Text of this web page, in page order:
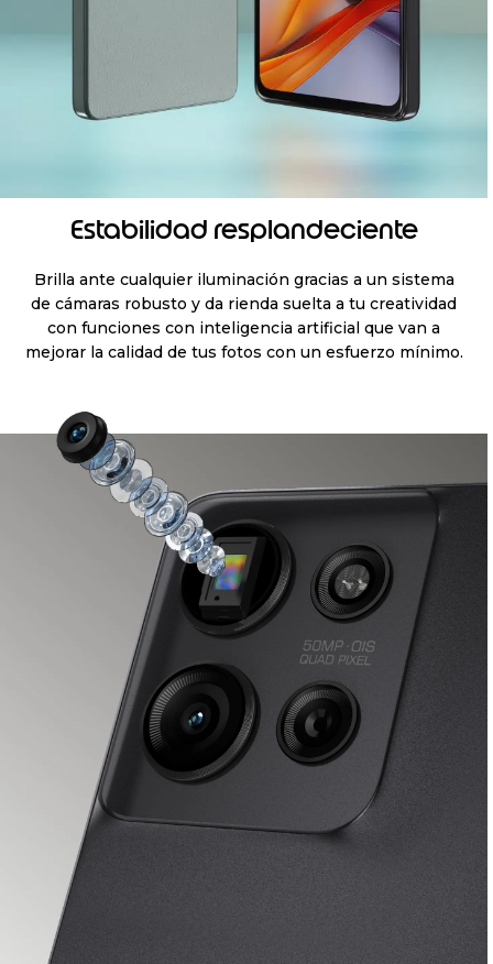
Estabilidad resplandeciente
Brilla ante cualquier iluminación gracias a un sistema
de cámaras robusto y da rienda suelta a tu creatividad
con funciones con inteligencia artificial que van a
mejorar la calidad de tus fotos con un esfuerzo mínimo.